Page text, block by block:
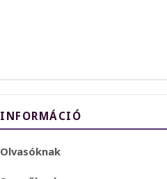
INFORMÁCIÓ
Olvasóknak